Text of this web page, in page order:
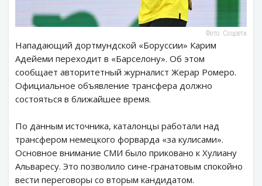
Фото: Соцсети
Нападающий дортмундской «Боруссии» Карим
Адейеми переходит в «Барселону». Об этом
сообщает авторитетный журналист Жерар Ромеро.
Официальное объявление трансфера должно
состояться в ближайшее время.
По данным источника, каталонцы работали над
трансфером немецкого форварда «за кулисами».
Основное внимание СМИ было приковано к Хулиану
Альваресу. Это позволило сине-гранатовым спокойно
вести переговоры со вторым кандидатом.